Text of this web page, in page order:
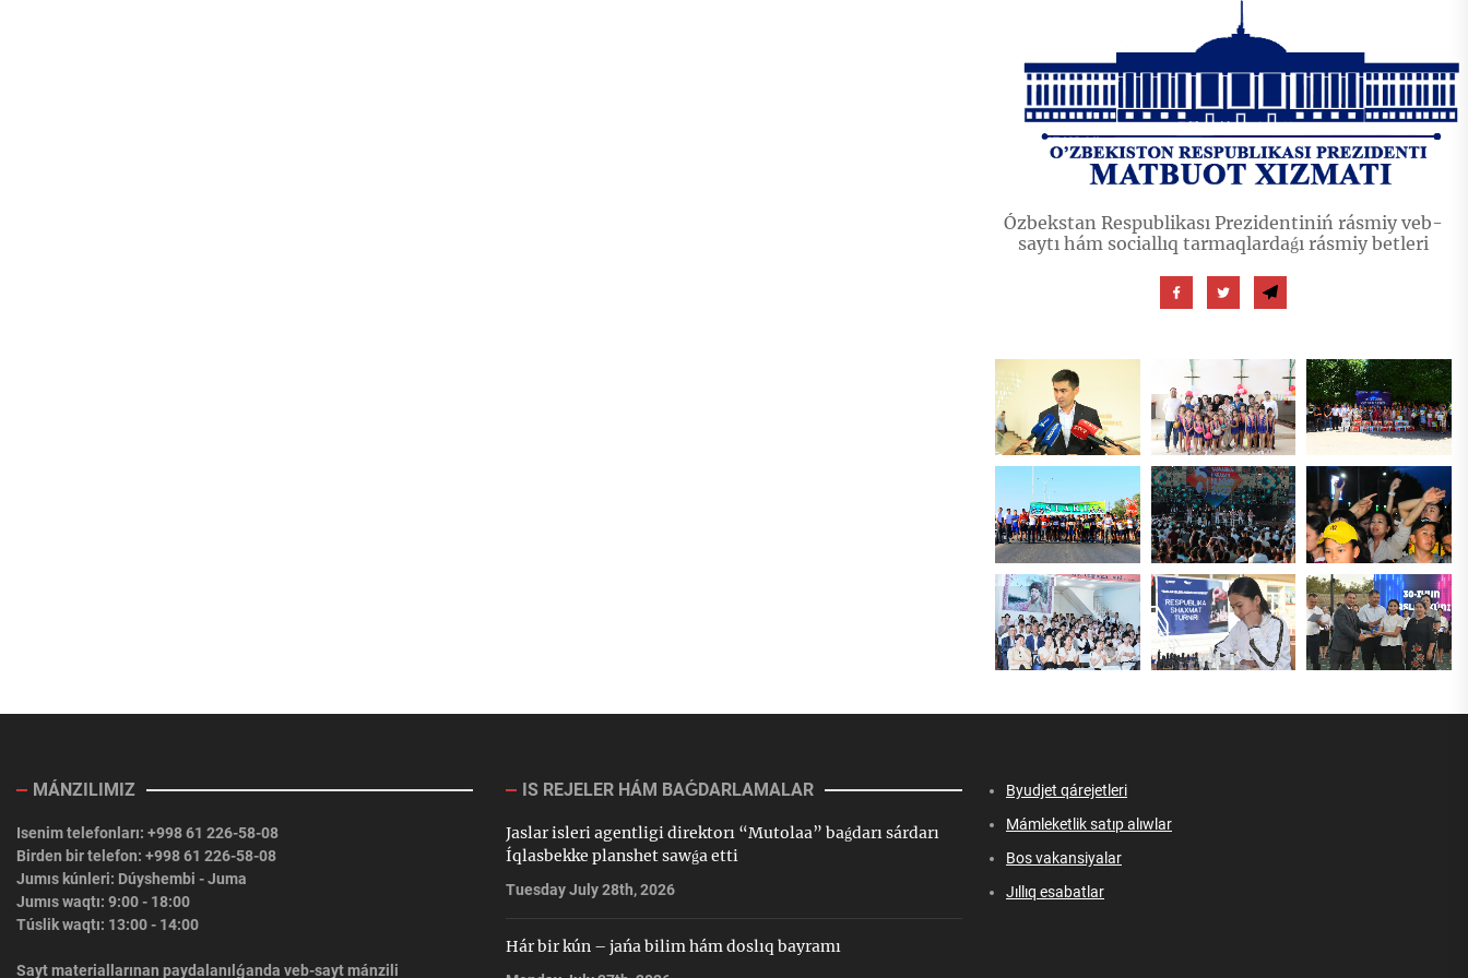
Ózbekstan Respublikası Prezidentiniń rásmiy veb-
saytı hám sociallıq tarmaqlardaǵı rásmiy betleri
MÁNZILIMIZ
Isenim telefonları: +998 61 226-58-08
Birden bir telefon: +998 61 226-58-08
Jumıs kúnleri: Dúyshembi - Juma
Jumıs waqtı: 9:00 - 18:00
Túslik waqtı: 13:00 - 14:00
Sayt materiallarınan paydalanılǵanda veb-sayt mánzili
IS REJELER HÁM BAǴDARLAMALAR
Jaslar isleri agentligi direktorı “Mutolaa” baǵdarı sárdarı
Íqlasbekke planshet sawǵa etti
Tuesday July 28th, 2026
Hár bir kún – jańa bilim hám doslıq bayramı
Byudjet qárejetleri
Mámleketlik satıp alıwlar
Bos vakansiyalar
Jıllıq esabatlar